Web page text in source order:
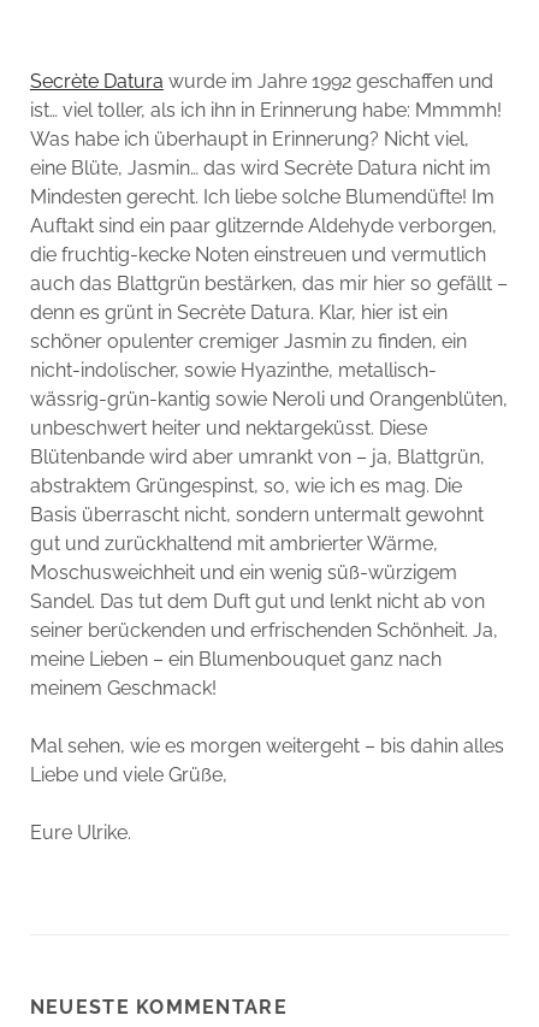
Secrète Datura wurde im Jahre 1992 geschaffen und
ist… viel toller, als ich ihn in Erinnerung habe: Mmmmh!
Was habe ich überhaupt in Erinnerung? Nicht viel,
eine Blüte, Jasmin… das wird Secrète Datura nicht im
Mindesten gerecht. Ich liebe solche Blumendüfte! Im
Auftakt sind ein paar glitzernde Aldehyde verborgen,
die fruchtig-kecke Noten einstreuen und vermutlich
auch das Blattgrün bestärken, das mir hier so gefällt –
denn es grünt in Secrète Datura. Klar, hier ist ein
schöner opulenter cremiger Jasmin zu finden, ein
nicht-indolischer, sowie Hyazinthe, metallisch-
wässrig-grün-kantig sowie Neroli und Orangenblüten,
unbeschwert heiter und nektargeküsst. Diese
Blütenbande wird aber umrankt von – ja, Blattgrün,
abstraktem Grüngespinst, so, wie ich es mag. Die
Basis überrascht nicht, sondern untermalt gewohnt
gut und zurückhaltend mit ambrierter Wärme,
Moschusweichheit und ein wenig süß-würzigem
Sandel. Das tut dem Duft gut und lenkt nicht ab von
seiner berückenden und erfrischenden Schönheit. Ja,
meine Lieben – ein Blumenbouquet ganz nach
meinem Geschmack!
Mal sehen, wie es morgen weitergeht – bis dahin alles
Liebe und viele Grüße,
Eure Ulrike.
NEUESTE KOMMENTARE